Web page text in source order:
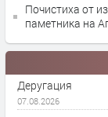
Почистиха от
паметника на
Деругация
07.08.2026